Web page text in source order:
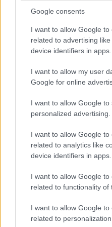
Google consents
I want to allow Google to
related to advertising
device identifiers in apps.
I want to allow my user
Google for online
I want to allow Google to
personalized advertising.
I want to allow Google to
related to analytics like
device identifiers in apps.
I want to allow Google to
related to functionality of
I want to allow Google to
related to personalization.
húzhatja
Ismét
az
Úgy
ki sem
PCW.lite|
30 év
Index
PCW.master